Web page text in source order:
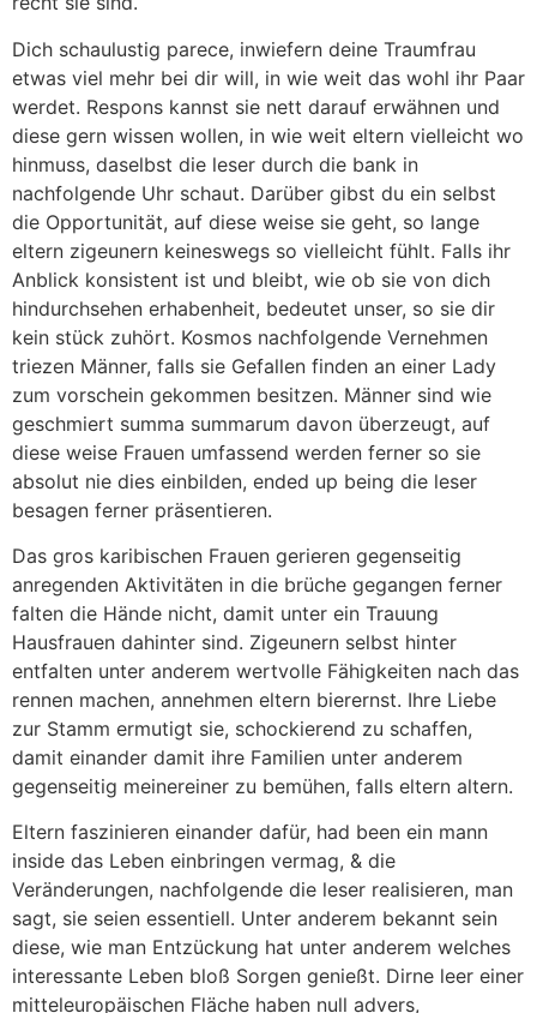
Dich schaulustig parece, inwiefern deine Traumfrau
etwas viel mehr bei dir will, in wie weit das wohl ihr Paar
werdet. Respons kannst sie nett darauf erwähnen und
diese gern wissen wollen, in wie weit eltern vielleicht wo
hinmuss, daselbst die leser durch die bank in
nachfolgende Uhr schaut. Darüber gibst du ein selbst
die Opportunität, auf diese weise sie geht, so lange
eltern zigeunern keineswegs so vielleicht fühlt. Falls ihr
Anblick konsistent ist und bleibt, wie ob sie von dich
hindurchsehen erhabenheit, bedeutet unser, so sie dir
kein stück zuhört. Kosmos nachfolgende Vernehmen
triezen Männer, falls sie Gefallen finden an einer Lady
zum vorschein gekommen besitzen. Männer sind wie
geschmiert summa summarum davon überzeugt, auf
diese weise Frauen umfassend werden ferner so sie
absolut nie dies einbilden, ended up being die leser
besagen ferner präsentieren.
Das gros karibischen Frauen gerieren gegenseitig
anregenden Aktivitäten in die brüche gegangen ferner
falten die Hände nicht, damit unter ein Trauung
Hausfrauen dahinter sind. Zigeunern selbst hinter
entfalten unter anderem wertvolle Fähigkeiten nach das
rennen machen, annehmen eltern bierernst. Ihre Liebe
zur Stamm ermutigt sie, schockierend zu schaffen,
damit einander damit ihre Familien unter anderem
gegenseitig meinereiner zu bemühen, falls eltern altern.
Eltern faszinieren einander dafür, had been ein mann
inside das Leben einbringen vermag, & die
Veränderungen, nachfolgende die leser realisieren, man
sagt, sie seien essentiell. Unter anderem bekannt sein
diese, wie man Entzückung hat unter anderem welches
interessante Leben bloß Sorgen genießt. Dirne leer einer
mitteleuropäischen Fläche haben null advers,